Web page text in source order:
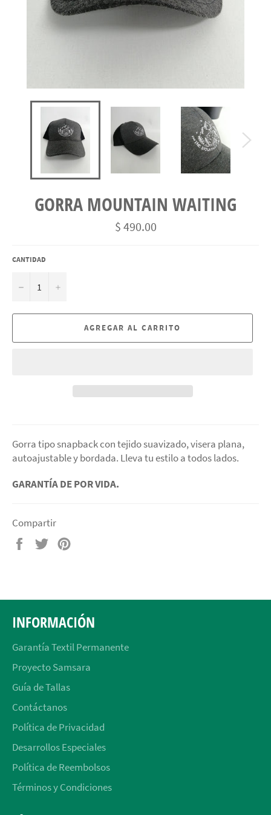
GORRA MOUNTAIN WAITING
Precio
habitual
$ 490.00
CANTIDAD
− +
AGREGAR AL CARRITO
Gorra tipo snapback con tejido suavizado, visera plana,
autoajustable y bordada. Lleva tu estilo a todos lados.
GARANTÍA DE POR VIDA.
Compartir
Compartir
Tuitear
INFORMACIÓN
Garantía Textil Permanente
Proyecto Samsara
Guía de Tallas
Contáctanos
Política de Privacidad
Desarrollos Especiales
Política de Reembolsos
Términos y Condiciones